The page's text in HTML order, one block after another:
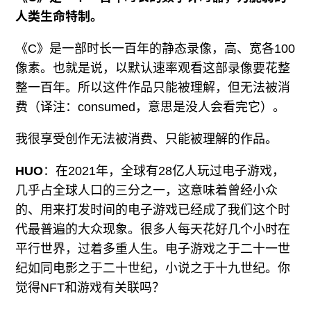
人类生命特制。
《C》是一部时长一百年的静态录像，高、宽各100
像素。也就是说，以默认速率观看这部录像要花整
整一百年。所以这件作品只能被理解，但无法被消
费（译注：consumed，意思是没人会看完它）。
我很享受创作无法被消费、只能被理解的作品。
HUO：在2021年，全球有28亿人玩过电子游戏，
几乎占全球人口的三分之一，这意味着曾经小众
的、用来打发时间的电子游戏已经成了我们这个时
代最普遍的大众现象。很多人每天花好几个小时在
平行世界，过着多重人生。电子游戏之于二十一世
纪如同电影之于二十世纪，小说之于十九世纪。你
觉得NFT和游戏有关联吗？